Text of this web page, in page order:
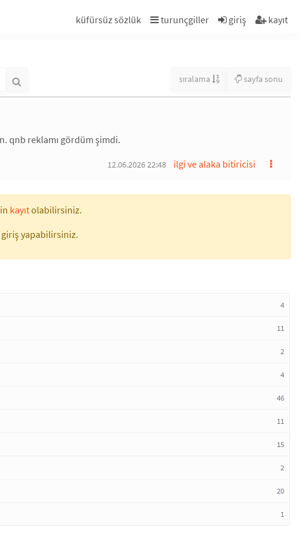
küfürsüz sözlük turunçgiller giriş kayıt
sıralama sayfa sonu
qnb reklamı gördüm şimdi.
ilgi ve alaka bitiricisi
12.06.2026 22:48
kayıtolabilirsiniz.
giriş yapabilirsiniz.
4
11
2
4
46
11
15
2
20
1